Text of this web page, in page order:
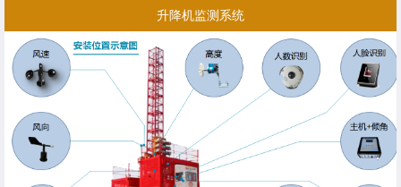
升降机监测系统